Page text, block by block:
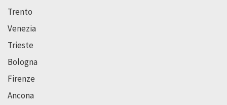
Trento
Venezia
Trieste
Bologna
Firenze
Ancona